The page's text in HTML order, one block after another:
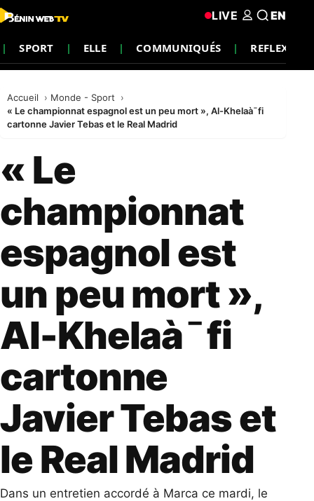
SPORT ELLE COMMUNIQUÉS REFLEXION
LIVE EN
Accueil
Monde - Sport
« Le championnat espagnol est un peu mort », Al-Khelaà¯fi
cartonne Javier Tebas et le Real Madrid
« Le
championnat
espagnol est
un peu mort »,
Al-Khelaà¯fi
cartonne
Javier Tebas et
le Real Madrid
Dans un entretien accordé à Marca ce mardi, le